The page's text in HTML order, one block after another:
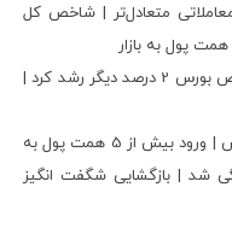
متعادل‌تر | شاخص کل
تغییر روند تقاضا در بورس تهران | شاخص بورس 2 درصد دیگر رشد کرد |
ثبت یکی از سبزترین روزهای تاریخ بورس | ورود بیش از 5 همت پول به
شد | بازگشایی شگفت انگیز